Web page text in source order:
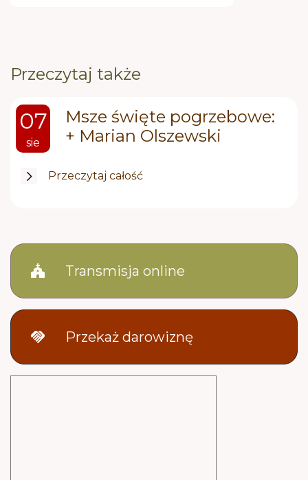
church Transmisja online
handshake Przekaż darowiznę
Przeczytaj także
07
sie
Msze święte pogrzebowe:
+ Marian Olszewski
Przeczytaj całość